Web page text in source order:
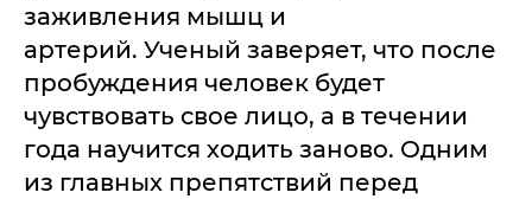
заживления мышц и
артерий. Ученый заверяет, что после
пробуждения человек будет
чувствовать свое лицо, а в течении
года научится ходить заново. Одним
из главных препятствий перед